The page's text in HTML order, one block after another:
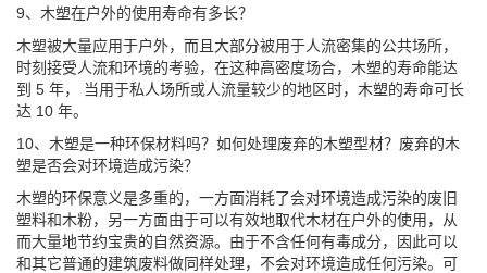
9、木塑在户外的使用寿命有多长？
木塑被大量应用于户外，而且大部分被用于人流密集的公共场所，
时刻接受人流和环境的考验，在这种高密度场合，木塑的寿命能达
到 5 年， 当用于私人场所或人流量较少的地区时，木塑的寿命可长
达 10 年。
10、木塑是一种环保材料吗？如何处理废弃的木塑型材？废弃的木
塑是否会对环境造成污染？
木塑的环保意义是多重的，一方面消耗了会对环境造成污染的废旧
塑料和木粉，另一方面由于可以有效地取代木材在户外的使用，从
而大量地节约宝贵的自然资源。由于不含任何有毒成分，因此可以
和其它普通的建筑废料做同样处理，不会对环境造成任何污染。可